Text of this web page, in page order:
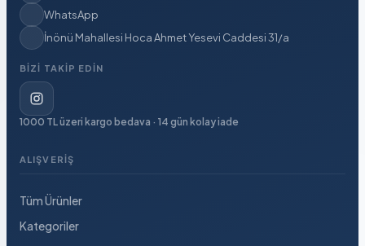
WhatsApp
İnönü Mahallesi Hoca Ahmet Yesevi Caddesi 31/a
BIZI TAKIP EDIN
1000 TL üzeri kargo bedava · 14 gün kolay iade
ALIŞVERIŞ
Tüm Ürünler
Kategoriler